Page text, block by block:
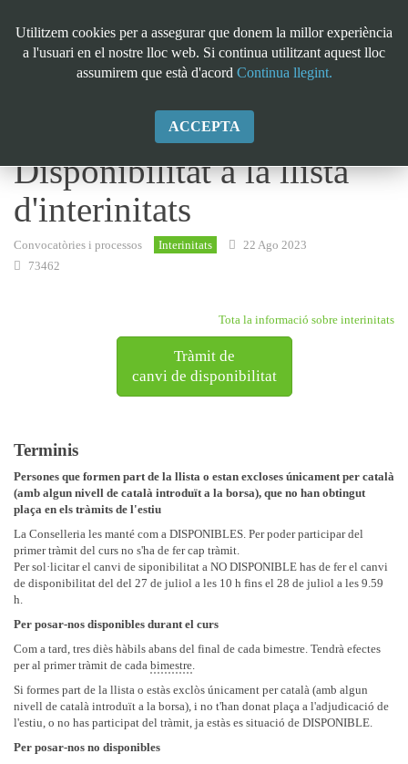
Disponibilitat a la llista
d'interinitats
Convocatòries i processos Interinitats
22 Ago 2023
73462
Tota la informació sobre interinitats
Tràmit de
canvi de disponibilitat
Terminis
Persones que formen part de la llista o estan excloses únicament per català
(amb algun nivell de català introduït a la borsa), que no han obtingut
plaça en els tràmits de l'estiu
La Conselleria les manté com a DISPONIBLES. Per poder participar del
primer tràmit del curs no s'ha de fer cap tràmit.
Per sol·licitar el canvi de siponibilitat a NO DISPONIBLE has de fer el canvi
de disponibilitat del del 27 de juliol a les 10 h fins el 28 de juliol a les 9.59
h.
Per posar-nos disponibles durant el curs
Com a tard, tres diès hàbils abans del final de cada bimestre. Tendrà efectes
per al primer tràmit de cada bimestre.
Si formes part de la llista o estàs exclòs únicament per català (amb algun
nivell de català introduït a la borsa), i no t'han donat plaça a l'adjudicació de
l'estiu, o no has participat del tràmit, ja estàs es situació de DISPONIBLE.
Per posar-nos no disponibles
Utilitzem cookies per a assegurar que donem la millor experiència
a l'usuari en el nostre lloc web. Si continua utilitzant aquest lloc
assumirem que està d'acord Continua llegint.
ACCEPTA